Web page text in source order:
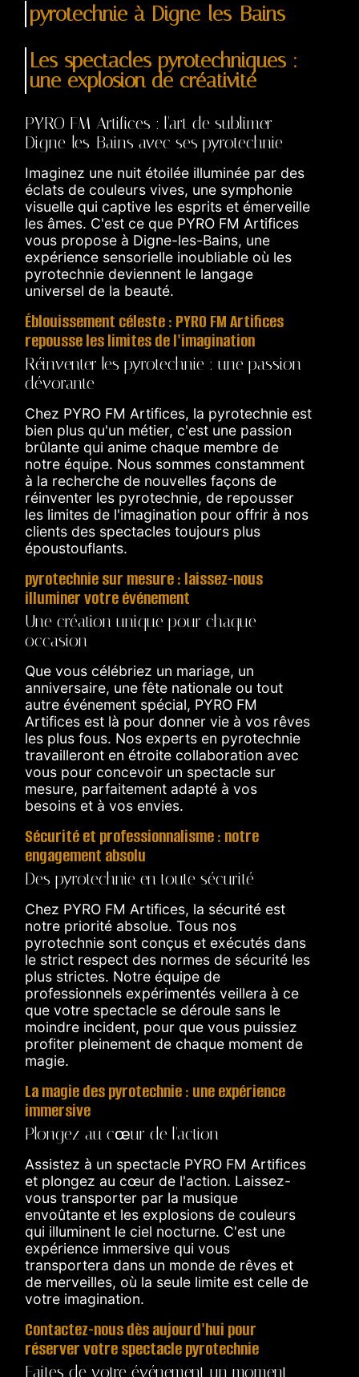
pyrotechnie à Digne-les-Bains
Les spectacles pyrotechniques :
une explosion de créativité
PYRO FM Artifices : l'art de sublimer
Digne-les-Bains avec ses pyrotechnie
Imaginez une nuit étoilée illuminée par des
éclats de couleurs vives, une symphonie
visuelle qui captive les esprits et émerveille
les âmes. C'est ce que PYRO FM Artifices
vous propose à Digne-les-Bains, une
expérience sensorielle inoubliable où les
pyrotechnie deviennent le langage
universel de la beauté.
Éblouissement céleste : PYRO FM Artifices
repousse les limites de l'imagination
Réinventer les pyrotechnie : une passion
dévorante
Chez PYRO FM Artifices, la pyrotechnie est
bien plus qu'un métier, c'est une passion
brûlante qui anime chaque membre de
notre équipe. Nous sommes constamment
à la recherche de nouvelles façons de
réinventer les pyrotechnie, de repousser
les limites de l'imagination pour offrir à nos
clients des spectacles toujours plus
époustouflants.
pyrotechnie sur mesure : laissez-nous
illuminer votre événement
Une création unique pour chaque
occasion
Que vous célébriez un mariage, un
anniversaire, une fête nationale ou tout
autre événement spécial, PYRO FM
Artifices est là pour donner vie à vos rêves
les plus fous. Nos experts en pyrotechnie
travailleront en étroite collaboration avec
vous pour concevoir un spectacle sur
mesure, parfaitement adapté à vos
besoins et à vos envies.
Sécurité et professionnalisme : notre
engagement absolu
Des pyrotechnie en toute sécurité
Chez PYRO FM Artifices, la sécurité est
notre priorité absolue. Tous nos
pyrotechnie sont conçus et exécutés dans
le strict respect des normes de sécurité les
plus strictes. Notre équipe de
professionnels expérimentés veillera à ce
que votre spectacle se déroule sans le
moindre incident, pour que vous puissiez
profiter pleinement de chaque moment de
magie.
La magie des pyrotechnie : une expérience
immersive
Plongez au cœur de l'action
Assistez à un spectacle PYRO FM Artifices
et plongez au cœur de l'action. Laissez-
vous transporter par la musique
envoûtante et les explosions de couleurs
qui illuminent le ciel nocturne. C'est une
expérience immersive qui vous
transportera dans un monde de rêves et
de merveilles, où la seule limite est celle de
votre imagination.
Contactez-nous dès aujourd'hui pour
réserver votre spectacle pyrotechnie
Faites de votre événement un moment